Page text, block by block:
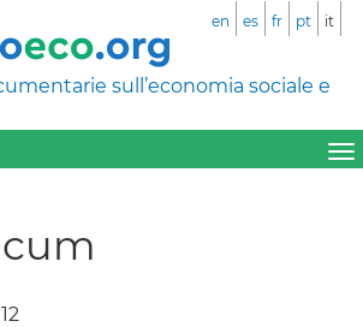
sull’economia sociale e
en es fr pt it